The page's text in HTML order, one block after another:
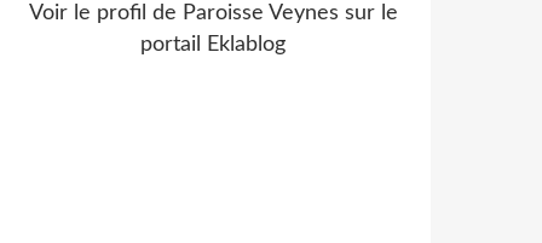
Voir le profil de Paroisse Veynes sur le
portail Eklablog